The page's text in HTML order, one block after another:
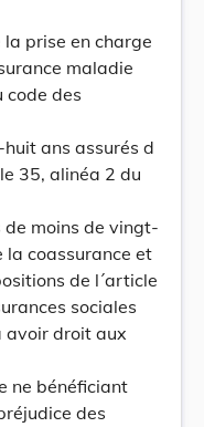
prise en charge
maladie
code des
ans assurés d
35, alinéa 2 du
moins de vingt-
la coassurance et
de l´article
sociales
avoir droit aux
ne bénéficiant
des